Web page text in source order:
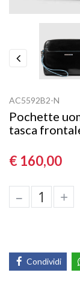
AC5592B2-N
Pochette
tasca
€ 160,00
– +
Condividi